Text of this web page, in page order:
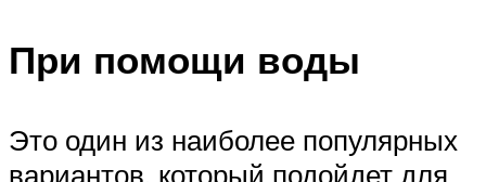
При помощи воды
Это один из наиболее популярных
вариантов, который подойдет для